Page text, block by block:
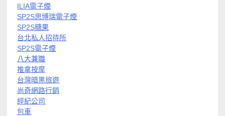
ILIA電子煙
SP2S思博瑞電子煙
SP2S糖果
台北私人招待所
SP2S電子煙
八大兼職
推拿按摩
台灣暗黑旅遊
尚奇網路行銷
經紀公司
包車